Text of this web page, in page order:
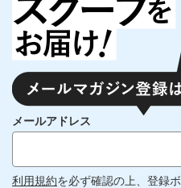
メールアドレス
利用規約を必ず確認の上、登録